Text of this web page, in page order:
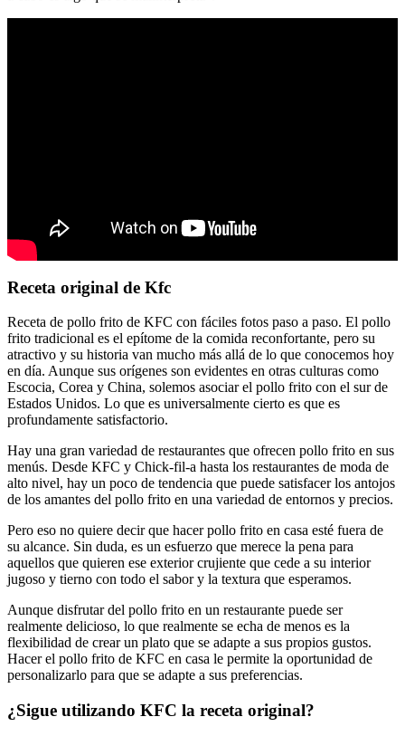
Receta original de Kfc
Receta de pollo frito de KFC con fáciles fotos paso a paso. El pollo
frito tradicional es el epítome de la comida reconfortante, pero su
atractivo y su historia van mucho más allá de lo que conocemos hoy
en día. Aunque sus orígenes son evidentes en otras culturas como
Escocia, Corea y China, solemos asociar el pollo frito con el sur de
Estados Unidos. Lo que es universalmente cierto es que es
profundamente satisfactorio.
Hay una gran variedad de restaurantes que ofrecen pollo frito en sus
menús. Desde KFC y Chick-fil-a hasta los restaurantes de moda de
alto nivel, hay un poco de tendencia que puede satisfacer los antojos
de los amantes del pollo frito en una variedad de entornos y precios.
Pero eso no quiere decir que hacer pollo frito en casa esté fuera de
su alcance. Sin duda, es un esfuerzo que merece la pena para
aquellos que quieren ese exterior crujiente que cede a su interior
jugoso y tierno con todo el sabor y la textura que esperamos.
Aunque disfrutar del pollo frito en un restaurante puede ser
realmente delicioso, lo que realmente se echa de menos es la
flexibilidad de crear un plato que se adapte a sus propios gustos.
Hacer el pollo frito de KFC en casa le permite la oportunidad de
personalizarlo para que se adapte a sus preferencias.
¿Sigue utilizando KFC la receta original?